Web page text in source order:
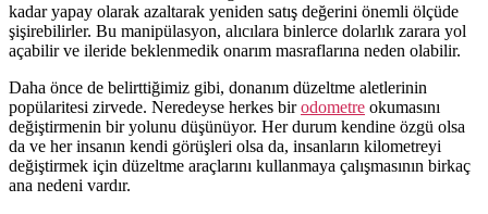
kadar yapay olarak azaltarak yeniden satış değerini önemli ölçüde
şişirebilirler. Bu manipülasyon, alıcılara binlerce dolarlık zarara yol
açabilir ve ileride beklenmedik onarım masraflarına neden olabilir.
Daha önce de belirttiğimiz gibi, donanım düzeltme aletlerinin
popülaritesi zirvede. Neredeyse herkes birodometre okumasını
değiştirmenin bir yolunu düşünüyor. Her durum kendine özgü olsa
da ve her insanın kendi görüşleri olsa da, insanların kilometreyi
değiştirmek için düzeltme araçlarını kullanmaya çalışmasının birkaç
ana nedeni vardır.